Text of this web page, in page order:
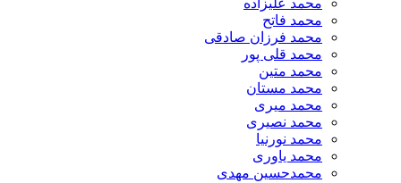
محمد علیزاده
محمد فاتح
محمد فرزان صادقی
محمد قلی پور
محمد متین
محمد مستان
محمد میری
محمد نصیری
محمد نورنیا
محمد یاوری
محمدحسین مهدی